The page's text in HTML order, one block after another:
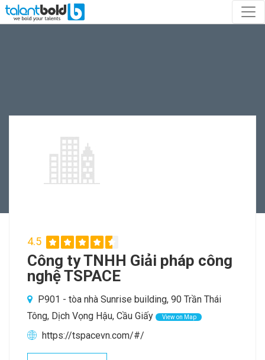
4.5
Công ty TNHH Giải pháp công
nghệ TSPACE
P901 - tòa nhà Sunrise building, 90 Trần Thái
Tông, Dịch Vọng Hậu, Cầu Giấy
View on Map
https://tspacevn.com/#/